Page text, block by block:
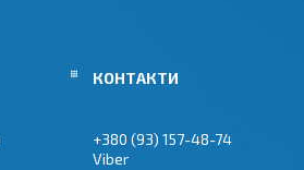
+380 (93) 157-48-74
Viber